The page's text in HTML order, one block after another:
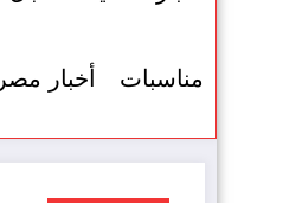
مناسبات أخبار مصر